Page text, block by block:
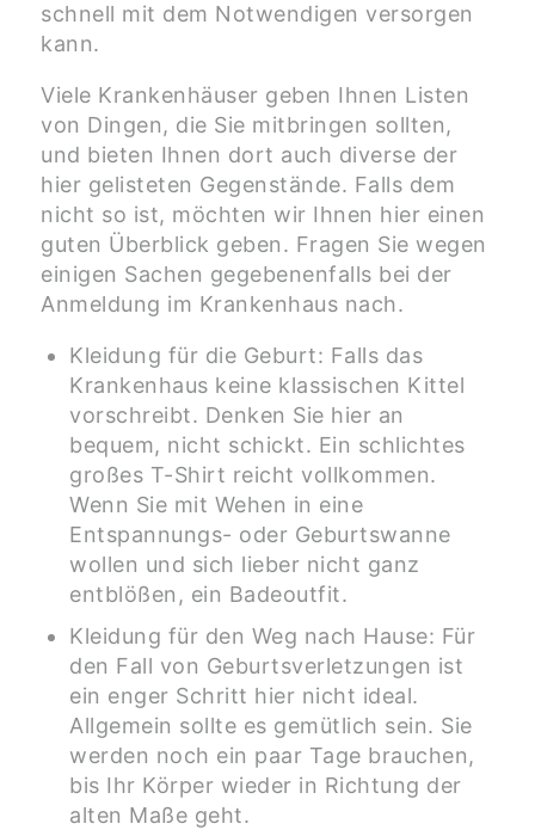
schnell mit dem Notwendigen versorgen
kann.
Viele Krankenhäuser geben Ihnen Listen
von Dingen, die Sie mitbringen sollten,
und bieten Ihnen dort auch diverse der
hier gelisteten Gegenstände. Falls dem
nicht so ist, möchten wir Ihnen hier einen
guten Überblick geben. Fragen Sie wegen
einigen Sachen gegebenenfalls bei der
Anmeldung im Krankenhaus nach.
Kleidung für die Geburt: Falls das
Krankenhaus keine klassischen Kittel
vorschreibt. Denken Sie hier an
bequem, nicht schickt. Ein schlichtes
großes T-Shirt reicht vollkommen.
Wenn Sie mit Wehen in eine
Entspannungs- oder Geburtswanne
wollen und sich lieber nicht ganz
entblößen, ein Badeoutfit.
Kleidung für den Weg nach Hause: Für
den Fall von Geburtsverletzungen ist
ein enger Schritt hier nicht ideal.
Allgemein sollte es gemütlich sein. Sie
werden noch ein paar Tage brauchen,
bis Ihr Körper wieder in Richtung der
alten Maße geht.